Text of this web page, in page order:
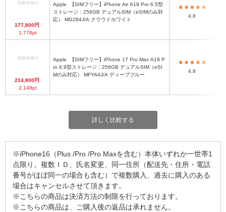
177,800円
1,778pt
Apple
ストレージ：256GB デュアルSIM（eSIMのみ対
応） MG284J/A クラウドホワイト
4.8
214,800円
2,148pt
Apple
ro 6.9型ストレージ：256GB デュアルSIM（eSI
Mのみ対応） MFYA4J/A ディープブルー
4.8
詳しく比較する
※iPhone16（Plus /Pro /Pro Maxを含む）本体いずれか一世帯1
点限り。複数ＩＤ、氏名変更、同一住所（配送先・住所・電話
番号がほぼ同一の場合も含む）で複数購入、過去に購入のある
場合はキャンセルさせて頂きます。
※こちらの商品は決済方法の制限を行っております。
※こちらの商品は、ご購入後の返品は承れません。